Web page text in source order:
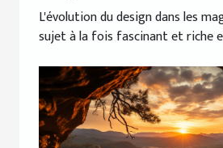
L'évolution du design dans les
sujet à la fois fascinant et riche